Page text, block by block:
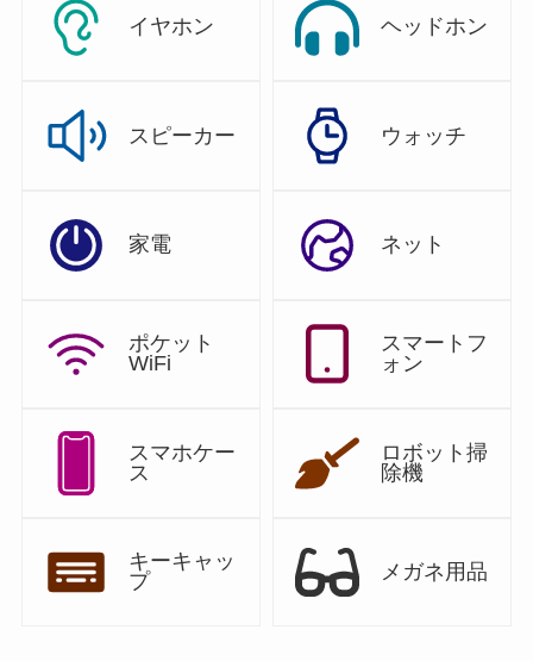
イヤホン ヘッドホン
スピーカー ウォッチ
家電 ネット
ポケット
WiFi
スマートフ
ォン
スマホケー
ス
ロボット掃
除機
キーキャッ
プ
メガネ用品